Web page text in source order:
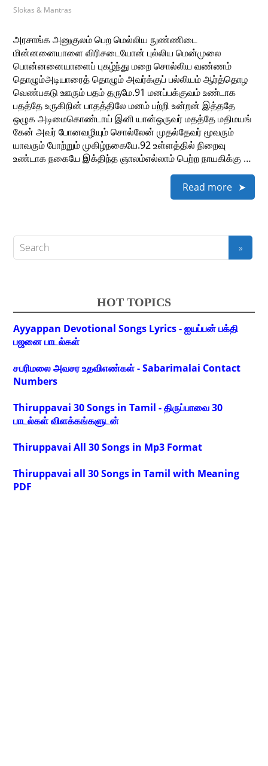
Slokas & Mantras
அரசாங்க அனுகுலம் பெற மெல்லிய நுண்ணிடை
மின்னனையாளை விரிசடையோன் புல்லிய மென்முலை
பொன்னனையாளைப் புகழ்ந்து மறை சொல்லிய வண்ணம்
தொழும்அடியாரைத் தொழும் அவர்க்குப் பல்லியம் ஆர்த்தொழ
வெண்பகடு ஊரும் பதம் தருமே.91 மனப்பக்குவம் உண்டாக
பதத்தே உருகிநின் பாதத்திலே மனம் பற்றி உன்றன் இத்ததே
ஒழுக அடிமைகொண்டாய் இனி யான்ஒருவர் மதத்தே மதிமயங்
கேன் அவர் போனவழியும் சொல்லேன் முதல்தேவர் மூவரும்
யாவரும் போற்றும் முகிழ்நகையே.92 உள்ளத்தில் நிறைவு
உண்டாக நகையே இக்திந்த ஞாலம்எல்லாம் பெற்ற நாயகிக்கு …
Read more
HOT TOPICS
Ayyappan Devotional Songs Lyrics - ஐயப்பன் பக்தி
பஜனை பாடல்கள்
சபரிமலை அவசர உதவிஎண்கள் - Sabarimalai Contact
Numbers
Thiruppavai 30 Songs in Tamil - திருப்பாவை 30
பாடல்கள் விளக்கங்களுடன்
Thiruppavai All 30 Songs in Mp3 Format
Thiruppavai all 30 Songs in Tamil with Meaning
PDF